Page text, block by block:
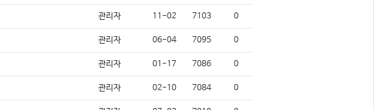
관리자 11-02 7103 0
관리자 06-04 7095 0
관리자 01-17 7086 0
관리자 02-10 7084 0